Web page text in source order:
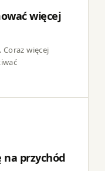
więcej
Coraz więcej
na przychód